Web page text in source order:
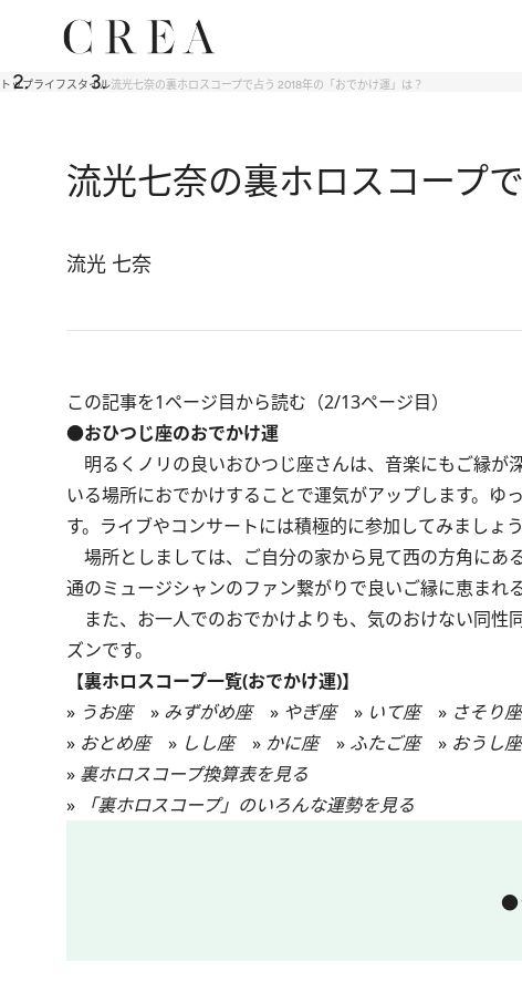
トップライフスタイル流光七奈の裏ホロスコープで占う 2018年の「おでかけ運」は？
流光七奈の裏ホロスコープ
流光 七奈
この記事を1ページ目から読む（2/13ページ目）
●おひつじ座のおでかけ運
明るくノリの良いおひつじ座さんは、音楽にもご縁が
いる場所におでかけすることで運気がアップします。
す。ライブやコンサートには積極的に参加してみましょう
場所としましては、ご自分の家から見て西の方角にあ
通のミュージシャンのファン繋がりで良いご縁に恵まれ
また、お一人でのおでかけよりも、気のおけない同性
ズンです。
【裏ホロスコープ一覧(おでかけ運)】
» うお座» みずがめ座» やぎ座» いて座» さそり座
» おとめ座» しし座» かに座» ふたご座» おうし座
» 裏ホロスコープ換算表を見る
»
「裏ホロスコープ」のいろんな運勢を見る
●